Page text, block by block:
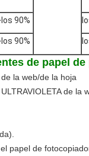
90%
90%
de papel
la web/de la hoja
de la
papel de